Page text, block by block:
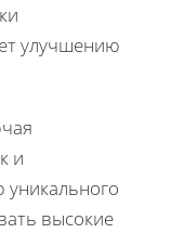
улучшению
и
уникального
высокие